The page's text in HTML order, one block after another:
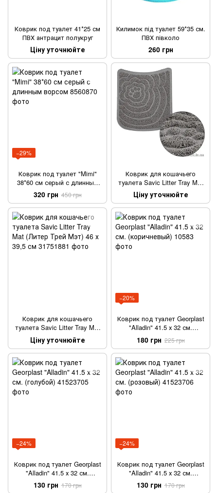
Коврик под туалет 41*25 см
ПВХ антрацит полукруг
Ціну уточнюйте
Килимок під туалет 59*35 см.
ПВХ півколо
260 грн
−29%
Коврик под туалет "Mimi"
38*60 см серый с длинным
ворсом
320 грн 450 грн
Коврик для кошачьего
туалета Savic Litter Tray Mat
(Литер Трей Мэт) 56,5 х 39,5
см
Ціну уточнюйте
Коврик для кошачьего
туалета Savic Litter Tray Mat
(Литер Трей Мэт) 46 х 39,5 см
Ціну уточнюйте
−20%
Коврик под туалет Georplast
"Alladin" 41.5 х 32 см.
(коричневый)
180 грн 225 грн
−24%
Коврик под туалет Georplast
"Alladin" 41.5 х 32 см.
(голубой)
130 грн 170 грн
−24%
Коврик под туалет Georplast
"Alladin" 41.5 х 32 см.
(розовый)
130 грн 170 грн